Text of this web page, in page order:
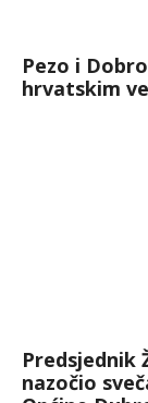
Pezo i
hrvatskim
Predsjednik
nazočio